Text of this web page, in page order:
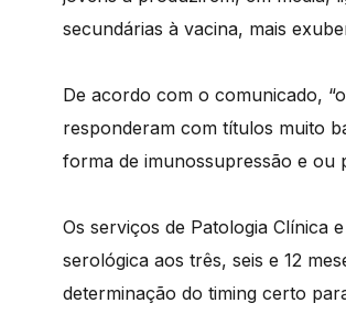
secundárias à vacina, mais
De acordo com o comunicado,
responderam com títulos muito
forma de imunossupressão e ou
Os serviços de Patologia Clínica
serológica aos três, seis e 12
determinação do timing certo